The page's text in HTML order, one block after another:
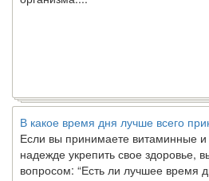
В какое время дня лучше всего
Если вы принимаете витаминные и
надежде укрепить свое здоровье,
вопросом: “Есть ли лучшее время
витаминов ?”